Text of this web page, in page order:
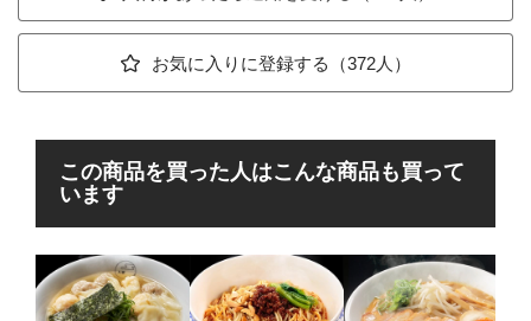
お気に入りに登録する（372人）
この商品を買った人はこんな商品も買って
います